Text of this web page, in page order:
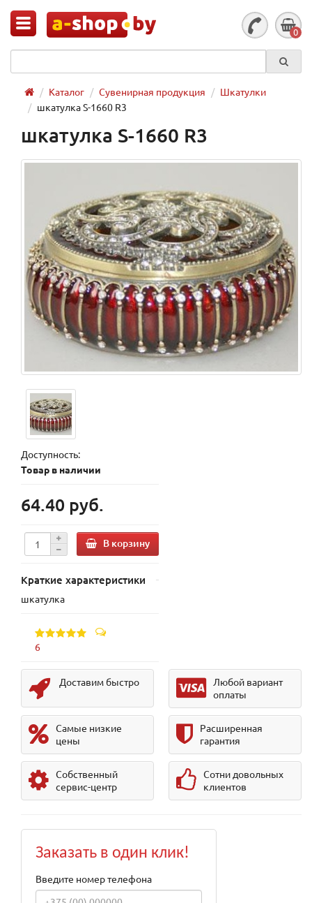
0
Каталог Сувенирная продукция
Шкатулки
шкатулка S-1660 R3
шкатулка S-1660 R3
Доступность:
Товар в наличии
64.40 руб.
В корзину
Краткие характеристики
шкатулка
6
Доставим быстро
Любой вариант
оплаты
Самые низкие
цены
Расширенная
гарантия
Собственный
сервис-центр
Сотни довольных
клиентов
Заказать в один клик!
Введите номер телефона